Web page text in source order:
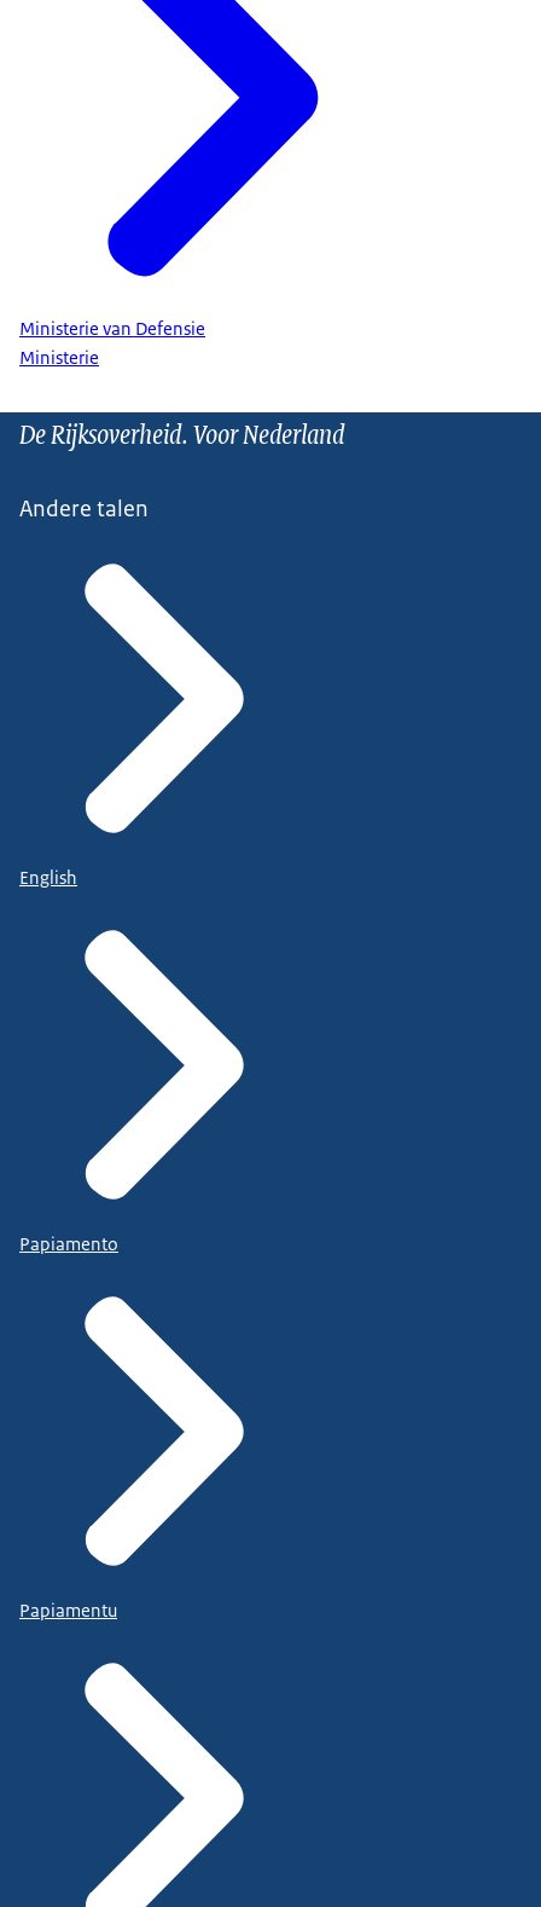
Ministerie van Defensie
Ministerie
De Rijksoverheid. Voor Nederland
Andere talen
English
Papiamento
Papiamentu